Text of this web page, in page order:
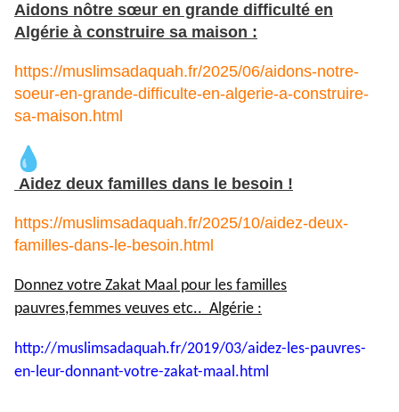
Aidons nôtre sœur en grande difficulté en
Algérie à construire sa maison :
https://muslimsadaquah.fr/2025/06/aidons-notre-
soeur-en-grande-difficulte-en-algerie-a-construire-
sa-maison.html
Aidez deux familles dans le besoin !
https://muslimsadaquah.fr/2025/10/aidez-deux-
familles-dans-le-besoin.html
Donnez votre Zakat Maal pour les familles
pauvres,femmes veuves etc.. Algérie :
http://muslimsadaquah.fr/2019/03/aidez-les-pauvres-
en-leur-donnant-votre-zakat-maal.html